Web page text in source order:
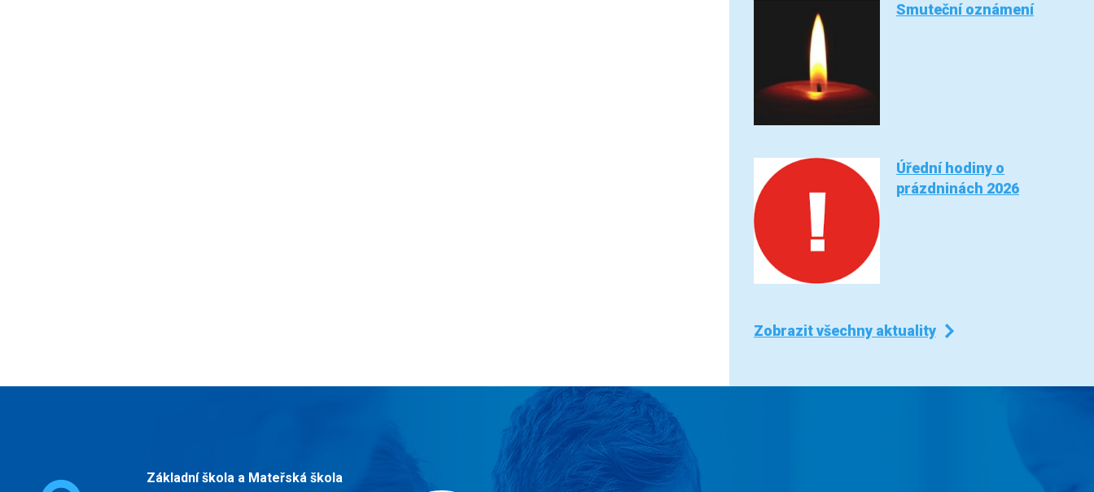
Smuteční oznámení
Úřední hodiny o
prázdninách 2026
Zobrazit všechny aktuality
Základní škola a Mateřská škola